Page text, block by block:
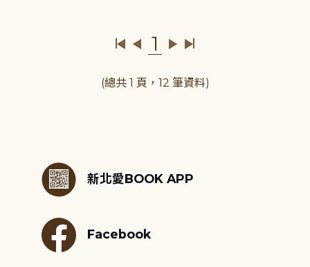
1
(總共 1 頁，12 筆資料)
新北愛BOOK APP
Facebook